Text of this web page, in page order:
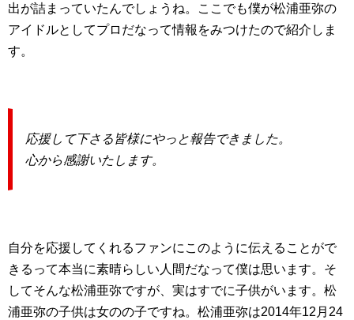
出が詰まっていたんでしょうね。ここでも僕が松浦亜弥の
アイドルとしてプロだなって情報をみつけたので紹介しま
す。
応援して下さる皆様にやっと報告できました。
心から感謝いたします。
自分を応援してくれるファンにこのように伝えることがで
きるって本当に素晴らしい人間だなって僕は思います。そ
してそんな松浦亜弥ですが、実はすでに子供がいます。松
浦亜弥の子供は女のの子ですね。松浦亜弥は2014年12月24